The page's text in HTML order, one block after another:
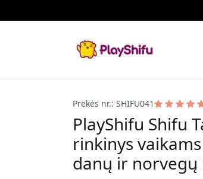
Prekės nr.: SHIFU041
PlayShifu Shifu
rinkinys
danų ir norvegų